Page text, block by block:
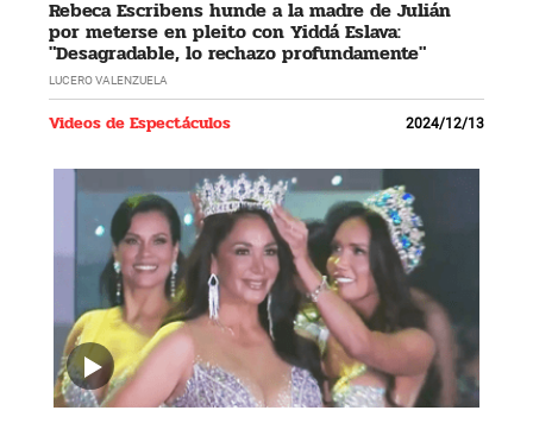
Rebeca Escribens hunde a la madre de Julián
por meterse en pleito con Yiddá Eslava:
"Desagradable, lo rechazo profundamente"
LUCERO VALENZUELA
Videos de Espectáculos 2024/12/13